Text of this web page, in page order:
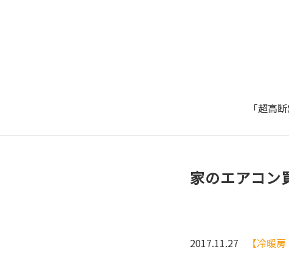
「超高
家のエアコン
2017.11.27 【冷暖